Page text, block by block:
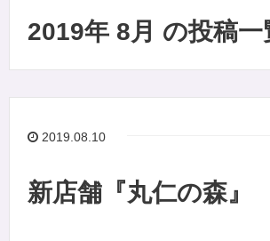
2019年 8月 の投稿一
2019.08.10
新店舗『丸仁の森』